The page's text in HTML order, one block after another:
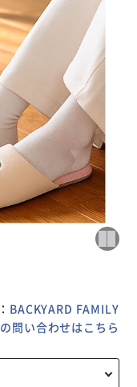
BACKYARD FAMILY
問い合わせはこちら